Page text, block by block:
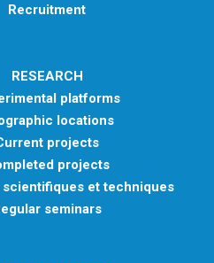
Recruitment
RESEARCH
platforms
locations
projects
projects
scientifiques et techniques
seminars